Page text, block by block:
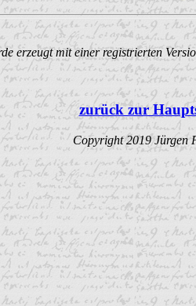
erzeugt mit einer registrierten
zurück zur
Copyright 2019 Jürgen